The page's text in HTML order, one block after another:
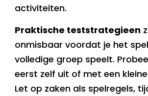
activiteiten.
Praktische teststrategieen
onmisbaar voordat je het
volledige groep speelt.
eerst zelf uit of met een
Let op zaken als spelregels,